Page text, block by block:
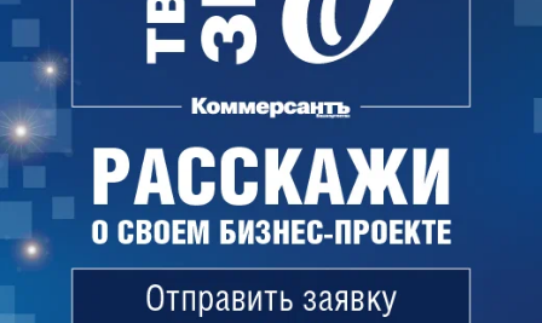
ответственности.
«Интерфакс»